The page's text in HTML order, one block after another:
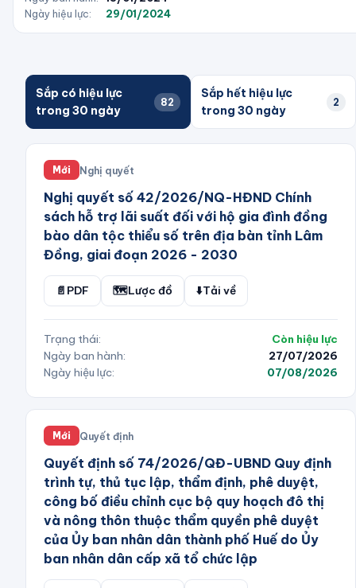
Ngày hiệu lực:
29/01/2024
Sắp có hiệu lực
trong 30 ngày
82
Sắp hết hiệu lực
trong 30 ngày
2
Mới Nghị quyết
Nghị quyết số 42/2026/NQ-HĐND Chính
sách hỗ trợ lãi suất đối với hộ gia đình đồng
bào dân tộc thiểu số trên địa bàn tỉnh Lâm
Đồng, giai đoạn 2026 - 2030
📄 PDF 🗺️Lược đồ ⬇️Tải về
Trạng thái:
Còn hiệu lực
Ngày ban hành:
27/07/2026
Ngày hiệu lực:
07/08/2026
Mới Quyết định
Quyết định số 74/2026/QĐ-UBND Quy định
trình tự, thủ tục lập, thẩm định, phê duyệt,
công bố điều chỉnh cục bộ quy hoạch đô thị
và nông thôn thuộc thẩm quyền phê duyệt
của Ủy ban nhân dân thành phố Huế do Ủy
ban nhân dân cấp xã tổ chức lập